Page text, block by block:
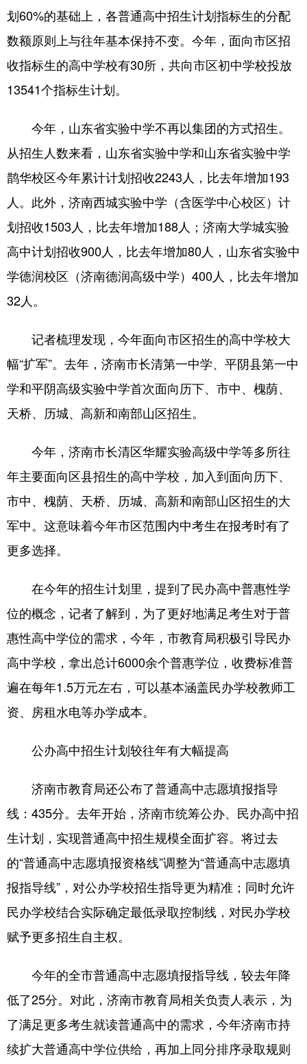
政事 文旅 社会民生 山东产经
文娱 融媒秀 地市 科教
健康 微视齐鲁
English Español Français عربى
Русский язык 日本語 한국어
Deutsch Português
划60%的基础上，各普通高中招生计划指标生的分配
数额原则上与往年基本保持不变。今年，面向市区招
收指标生的高中学校有30所，共向市区初中学校投放
13541个指标生计划。
今年，山东省实验中学不再以集团的方式招生。
从招生人数来看，山东省实验中学和山东省实验中学
鹊华校区今年累计计划招收2243人，比去年增加193
人。此外，济南西城实验中学（含医学中心校区）计
划招收1503人，比去年增加188人；济南大学城实验
高中计划招收900人，比去年增加80人，山东省实验中
学德润校区（济南德润高级中学）400人，比去年增加
32人。
记者梳理发现，今年面向市区招生的高中学校大
幅“扩军”。去年，济南市长清第一中学、平阴县第一中
学和平阴高级实验中学首次面向历下、市中、槐荫、
天桥、历城、高新和南部山区招生。
今年，济南市长清区华耀实验高级中学等多所往
年主要面向区县招生的高中学校，加入到面向历下、
市中、槐荫、天桥、历城、高新和南部山区招生的大
军中。这意味着今年市区范围内中考生在报考时有了
更多选择。
在今年的招生计划里，提到了民办高中普惠性学
位的概念，记者了解到，为了更好地满足考生对于普
惠性高中学位的需求，今年，市教育局积极引导民办
高中学校，拿出总计6000余个普惠学位，收费标准普
遍在每年1.5万元左右，可以基本涵盖民办学校教师工
资、房租水电等办学成本。
公办高中招生计划较往年有大幅提高
济南市教育局还公布了普通高中志愿填报指导
线：435分。去年开始，济南市统筹公办、民办高中招
生计划，实现普通高中招生规模全面扩容。将过去
的“普通高中志愿填报资格线”调整为“普通高中志愿填
报指导线”，对公办学校招生指导更为精准；同时允许
民办学校结合实际确定最低录取控制线，对民办学校
赋予更多招生自主权。
今年的全市普通高中志愿填报指导线，较去年降
低了25分。对此，济南市教育局相关负责人表示，为
了满足更多考生就读普通高中的需求，今年济南市持
续扩大普通高中学位供给，再加上同分排序录取规则